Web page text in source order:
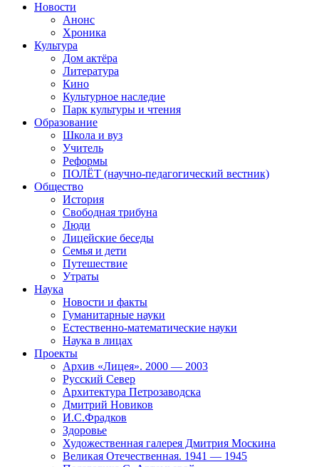
Новости
Анонс
Хроника
Культура
Дом актёра
Литература
Кино
Культурное наследие
Парк культуры и чтения
Образование
Школа и вуз
Учитель
Реформы
ПОЛЁТ (научно-педагогический вестник)
Общество
История
Свободная трибуна
Люди
Лицейские беседы
Семья и дети
Путешествие
Утраты
Наука
Новости и факты
Гуманитарные науки
Естественно-математические науки
Наука в лицах
Проекты
Архив «Лицея». 2000 — 2003
Русский Север
Архитектура Петрозаводска
Дмитрий Новиков
И.С.Фрадков
Здоровье
Художественная галерея Дмитрия Москина
Великая Отечественная. 1941 — 1945